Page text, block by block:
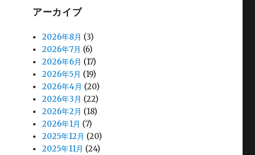
アーカイブ
2026年8月 (3)
2026年7月 (6)
2026年6月 (17)
2026年5月 (19)
2026年4月 (20)
2026年3月 (22)
2026年2月 (18)
2026年1月 (7)
2025年12月 (20)
2025年11月 (24)